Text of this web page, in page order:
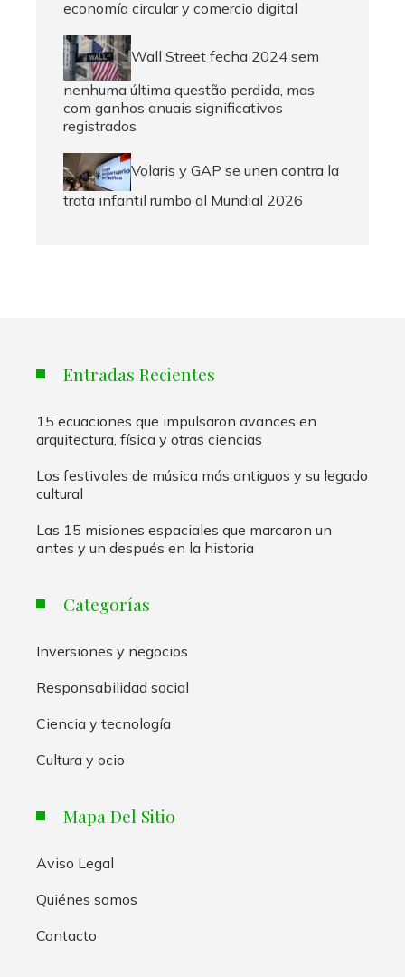
economía circular y comercio digital
Wall Street fecha 2024 sem
nenhuma última questão perdida, mas
com ganhos anuais significativos
registrados
Volaris y GAP se unen contra la
trata infantil rumbo al Mundial 2026
Entradas Recientes
15 ecuaciones que impulsaron avances en
arquitectura, física y otras ciencias
Los festivales de música más antiguos y su legado
cultural
Las 15 misiones espaciales que marcaron un
antes y un después en la historia
Categorías
Inversiones y negocios
Responsabilidad social
Ciencia y tecnología
Cultura y ocio
Mapa Del Sitio
Aviso Legal
Quiénes somos
Contacto